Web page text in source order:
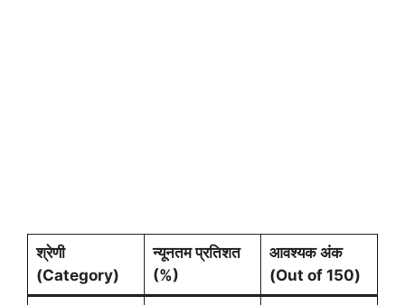
श्रेणी
(Category)
न्यूनतम प्रतिशत
(%)
आवश्यक अंक
(Out of 150)